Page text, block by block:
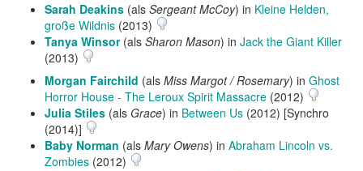
Sarah Deakins (als Sergeant McCoy) in Kleine Helden,
große Wildnis (2013)
Tanya Winsor(als Sharon Mason) in Jack the Giant Killer
(2013)
Morgan Fairchild (als Miss Margot / Rosemary) in Ghost
Horror House - The Leroux Spirit Massacre (2012)
Julia Stiles (als Grace) in Between Us (2012) [Synchro
(2014)]
Baby Norman (als Mary Owens) in Abraham Lincoln vs.
Zombies (2012)